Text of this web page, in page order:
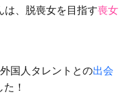
は、脱喪女を目指す喪女
国人タレントとの出会
！